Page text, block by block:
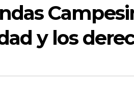
y los